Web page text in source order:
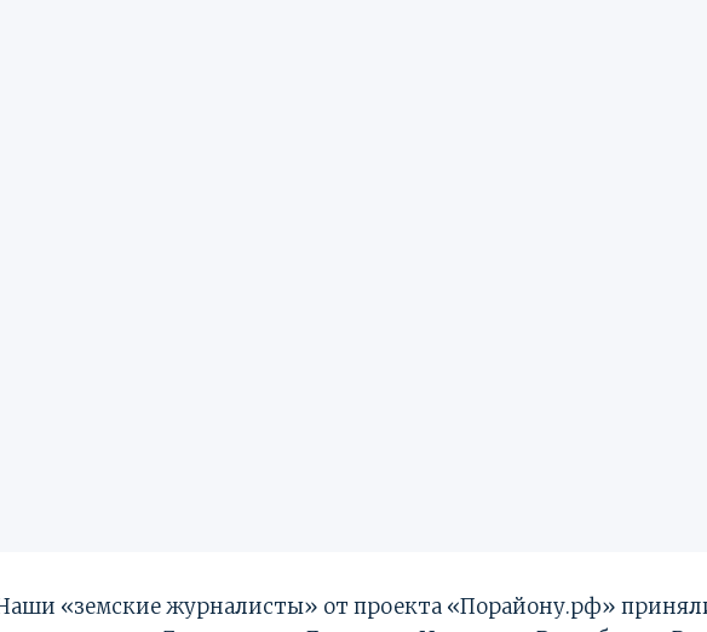
«земские журналисты» от проекта «Порайону.рф»